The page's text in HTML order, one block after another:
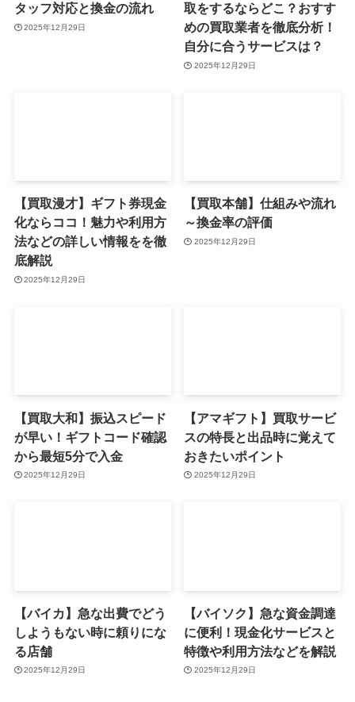
タッフ対応と換金の流れ
2025年12月29日
取をするならどこ？おすす
めの買取業者を徹底分析！
自分に合うサービスは？
2025年12月29日
【買取漫才】ギフト券現金
化ならココ！魅力や利用方
法などの詳しい情報をを徹
底解説
2025年12月29日
【買取本舗】仕組みや流れ
～換金率の評価
2025年12月29日
【買取大和】振込スピード
が早い！ギフトコード確認
から最短5分で入金
2025年12月29日
【アマギフト】買取サービ
スの特長と出品時に覚えて
おきたいポイント
2025年12月29日
【バイカ】急な出費でどう
しようもない時に頼りにな
る店舗
2025年12月29日
【バイソク】急な資金調達
に便利！現金化サービスと
特徴や利用方法などを解説
2025年12月29日